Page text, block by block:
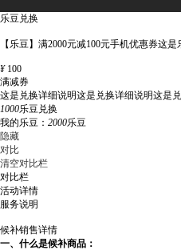
乐豆兑换
【乐豆】满2000元减100元手机优惠券这
¥ 100
满减券
这是兑换详细说明这是兑换详细说明这是
1000乐豆兑换
我的乐豆： 2000乐豆
隐藏
对比
清空对比栏
对比栏
活动详情
服务说明
候补销售详情
一、什么是候补商品：